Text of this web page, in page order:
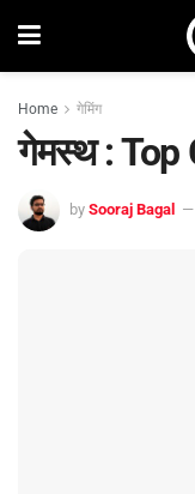
Home गेमिंग
गेमस्थ :
by Sooraj Bagal